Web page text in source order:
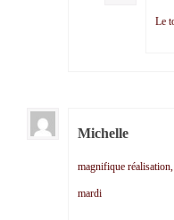
Le
Michelle
magnifique
mardi